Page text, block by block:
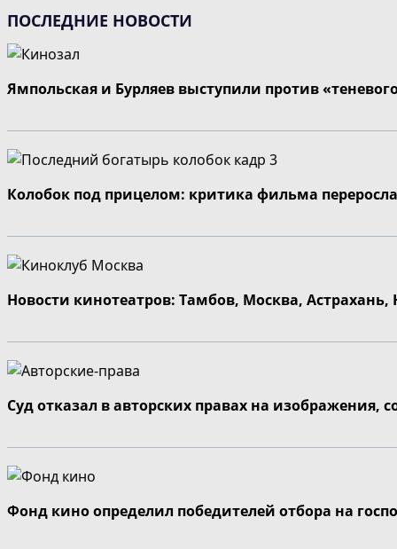
ПОСЛЕДНИЕ НОВОСТИ
Ямпольская и Бурляев выступили против
Колобок под прицелом: критика фильма
Новости кинотеатров: Тамбов, Москва,
Суд отказал в авторских правах на изображения,
Фонд кино определил победителей отбора на